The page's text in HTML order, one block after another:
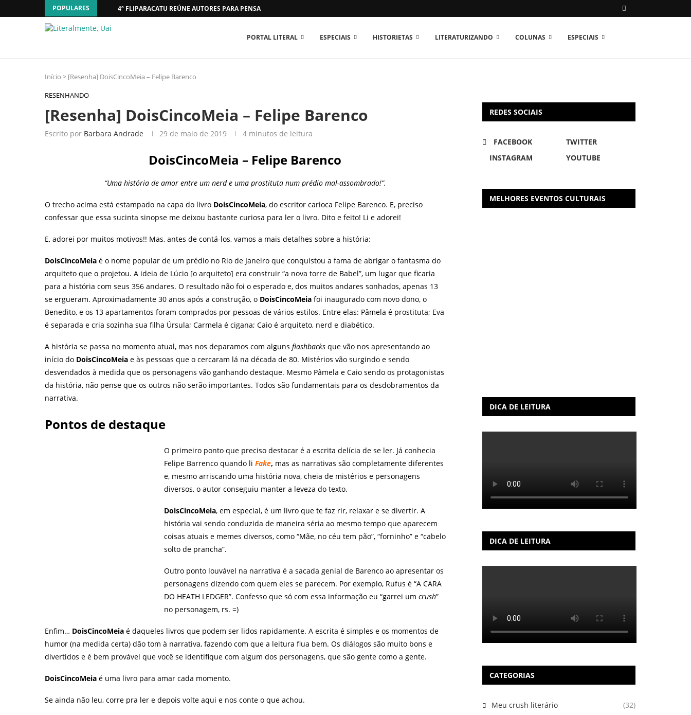
POPULARES 4º FLIPARACATU REÚNE AUTORES PARA PENSAR O MUNDO...
PORTAL LITERAL ESPECIAIS HISTORIETAS LITERATURIZANDO COLUNAS ESPECIAIS
Início > [Resenha] DoisCincoMeia – Felipe Barenco
RESENHANDO
[Resenha] DoisCincoMeia – Felipe Barenco
Escrito por Barbara Andrade 29 de maio de 2019 4 minutos de leitura
DoisCincoMeia – Felipe Barenco
“Uma história de amor entre um nerd e uma prostituta num prédio mal-assombrado!”.
O trecho acima está estampado na capa do livro DoisCincoMeia, do escritor carioca Felipe Barenco. E, preciso
confessar que essa sucinta sinopse me deixou bastante curiosa para ler o livro. Dito e feito! Li e adorei!
E, adorei por muitos motivos!! Mas, antes de contá-los, vamos a mais detalhes sobre a história:
DoisCincoMeia é o nome popular de um prédio no Rio de Janeiro que conquistou a fama de abrigar o fantasma do
arquiteto que o projetou. A ideia de Lúcio [o arquiteto] era construir “a nova torre de Babel”, um lugar que ficaria
para a história com seus 356 andares. O resultado não foi o esperado e, dos muitos andares sonhados, apenas 13
se ergueram. Aproximadamente 30 anos após a construção, o DoisCincoMeia foi inaugurado com novo dono, o
Benedito, e os 13 apartamentos foram comprados por pessoas de vários estilos. Entre elas: Pâmela é prostituta; Eva
é separada e cria sozinha sua filha Úrsula; Carmela é cigana; Caio é arquiteto, nerd e diabético.
A história se passa no momento atual, mas nos deparamos com alguns flashbacks que vão nos apresentando ao
início do DoisCincoMeia e às pessoas que o cercaram lá na década de 80. Mistérios vão surgindo e sendo
desvendados à medida que os personagens vão ganhando destaque. Mesmo Pâmela e Caio sendo os protagonistas
da história, não pense que os outros não serão importantes. Todos são fundamentais para os desdobramentos da
narrativa.
Pontos de destaque
O primeiro ponto que preciso destacar é a escrita delícia de se ler. Já conhecia
Felipe Barrenco quando li Fake, mas as narrativas são completamente diferentes
e, mesmo arriscando uma história nova, cheia de mistérios e personagens
diversos, o autor conseguiu manter a leveza do texto.
DoisCincoMeia, em especial, é um livro que te faz rir, relaxar e se divertir. A
história vai sendo conduzida de maneira séria ao mesmo tempo que aparecem
coisas atuais e memes diversos, como “Mãe, no céu tem pão”, “forninho” e “cabelo
solto de prancha”.
Outro ponto louvável na narrativa é a sacada genial de Barenco ao apresentar os
personagens dizendo com quem eles se parecem. Por exemplo, Rufus é “A CARA
DO HEATH LEDGER”. Confesso que só com essa informação eu “garrei um crush”
no personagem, rs. =)
Enfim… DoisCincoMeia é daqueles livros que podem ser lidos rapidamente. A escrita é simples e os momentos de
humor (na medida certa) dão tom à narrativa, fazendo com que a leitura flua bem. Os diálogos são muito bons e
divertidos e é bem provável que você se identifique com algum dos personagens, que são gente como a gente.
DoisCincoMeia é uma livro para amar cada momento.
Se ainda não leu, corre pra ler e depois volte aqui e nos conte o que achou.
REDES SOCIAIS
FACEBOOK
TWITTER
INSTAGRAM
YOUTUBE
MELHORES EVENTOS CULTURAIS
DICA DE LEITURA
DICA DE LEITURA
CATEGORIAS
Meu crush literário (32)